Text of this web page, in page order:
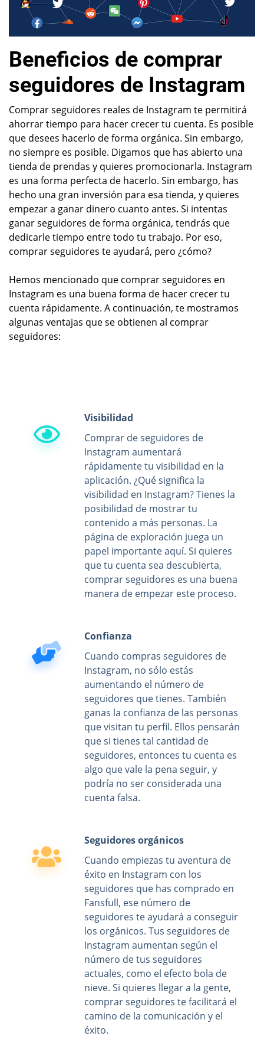
Beneficios de comprar
seguidores de Instagram
Comprar seguidores reales de Instagram te permitirá
ahorrar tiempo para hacer crecer tu cuenta. Es posible
que desees hacerlo de forma orgánica. Sin embargo,
no siempre es posible. Digamos que has abierto una
tienda de prendas y quieres promocionarla. Instagram
es una forma perfecta de hacerlo. Sin embargo, has
hecho una gran inversión para esa tienda, y quieres
empezar a ganar dinero cuanto antes. Si intentas
ganar seguidores de forma orgánica, tendrás que
dedicarle tiempo entre todo tu trabajo. Por eso,
comprar seguidores te ayudará, pero ¿cómo?
Hemos mencionado que comprar seguidores en
Instagram es una buena forma de hacer crecer tu
cuenta rápidamente. A continuación, te mostramos
algunas ventajas que se obtienen al comprar
seguidores:
Visibilidad
Comprar de seguidores de
Instagram aumentará
rápidamente tu visibilidad en la
aplicación. ¿Qué significa la
visibilidad en Instagram? Tienes la
posibilidad de mostrar tu
contenido a más personas. La
página de exploración juega un
papel importante aquí. Si quieres
que tu cuenta sea descubierta,
comprar seguidores es una buena
manera de empezar este proceso.
Confianza
Cuando compras seguidores de
Instagram, no sólo estás
aumentando el número de
seguidores que tienes. También
ganas la confianza de las personas
que visitan tu perfil. Ellos pensarán
que si tienes tal cantidad de
seguidores, entonces tu cuenta es
algo que vale la pena seguir, y
podría no ser considerada una
cuenta falsa.
Seguidores orgánicos
Cuando empiezas tu aventura de
éxito en Instagram con los
seguidores que has comprado en
Fansfull, ese número de
seguidores te ayudará a conseguir
los orgánicos. Tus seguidores de
Instagram aumentan según el
número de tus seguidores
actuales, como el efecto bola de
nieve. Si quieres llegar a la gente,
comprar seguidores te facilitará el
camino de la comunicación y el
éxito.